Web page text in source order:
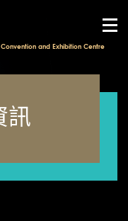
Convention and Exhibition Centre
訊